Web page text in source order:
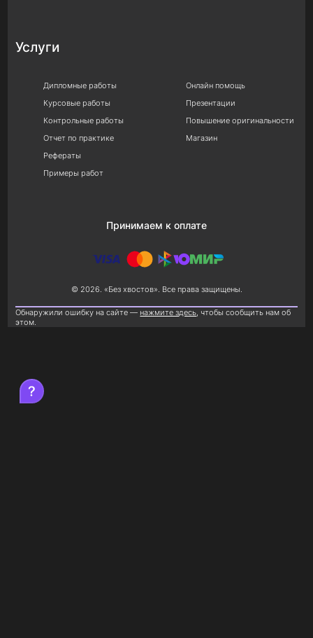
Услуги
Дипломные работы
Курсовые работы
Контрольные работы
Отчет по практике
Рефераты
Примеры работ
Онлайн помощь
Презентации
Повышение оригинальности
Магазин
Принимаем к оплате
© 2026. «Без хвостов». Все права защищены.
Обнаружили ошибку на сайте — нажмите здесь, чтобы сообщить нам об
этом.